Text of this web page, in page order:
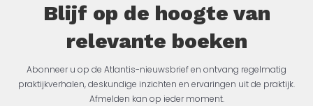
Blijf op de hoogte van
relevante boeken
Abonneer u op de Atlantis-nieuwsbrief en ontvang regelmatig
praktijkverhalen, deskundige inzichten en ervaringen uit de praktijk.
Afmelden kan op ieder moment.